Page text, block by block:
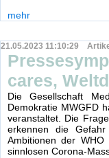
mehr
21.05.2023 11:10:29
cares,
Die Gesellschaft
Demokratie MWGFD
veranstaltet. Die
erkennen die
Ambitionen der
sinnlosen Corona-